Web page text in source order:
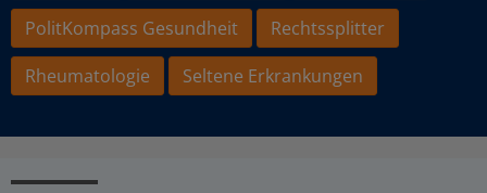
PolitKompass Gesundheit
Rechtssplitter
Rheumatologie
Seltene Erkrankungen